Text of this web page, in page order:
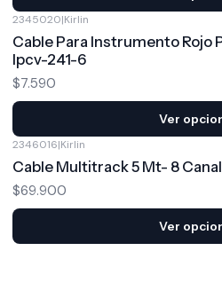
2345020|Kirlin
Cable Para Instrumento Rojo
Ipcv-241-6
$7.590
Ver
2346016|Kirlin
Cable Multitrack 5 Mt- 8
$69.900
Ver